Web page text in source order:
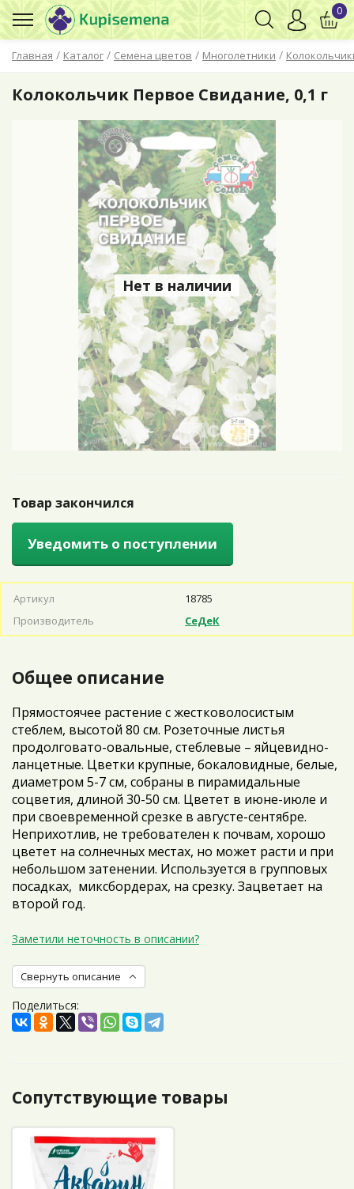
Главная / Каталог / Семена цветов / Многолетники /
0
Колокольчик Первое Свидание, 0,1 г
Нет в наличии
Товар закончился
Уведомить о поступлении
Артикул
18785
Производитель
СеДеК
Общее описание
Прямостоячее растение с жестковолосистым
стеблем, высотой 80 см. Розеточные листья
продолговато-овальные, стеблевые – яйцевидно-
ланцетные. Цветки крупные, бокаловидные, белые,
диаметром 5-7 см, собраны в пирамидальные
соцветия, длиной 30-50 см. Цветет в июне-июле и
при своевременной срезке в августе-сентябре.
Неприхотлив, не требователен к почвам, хорошо
цветет на солнечных местах, но может расти и при
небольшом затенении. Используется в групповых
посадках, миксбордерах, на срезку. Зацветает на
второй год.
Заметили неточность в описании?
Свернуть описание
Поделиться:
Сопутствующие товары